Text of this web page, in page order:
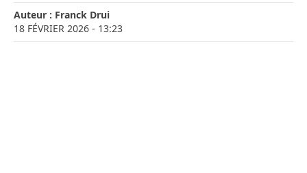
Auteur : Franck Drui
18 FÉVRIER 2026 - 13:23